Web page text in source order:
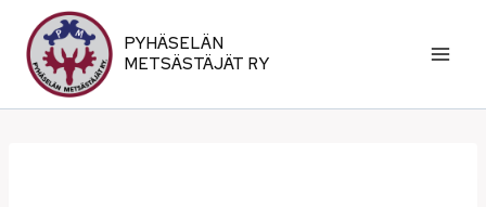
sisältöön
PYHÄSELÄN
METSÄSTÄJÄT RY